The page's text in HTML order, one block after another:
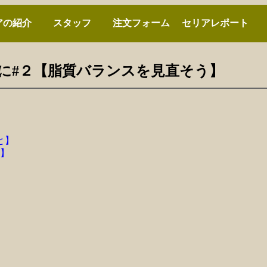
の紹介 スタッフ 注文フォーム セリアレポート
#２【脂質バランスを見直そう】